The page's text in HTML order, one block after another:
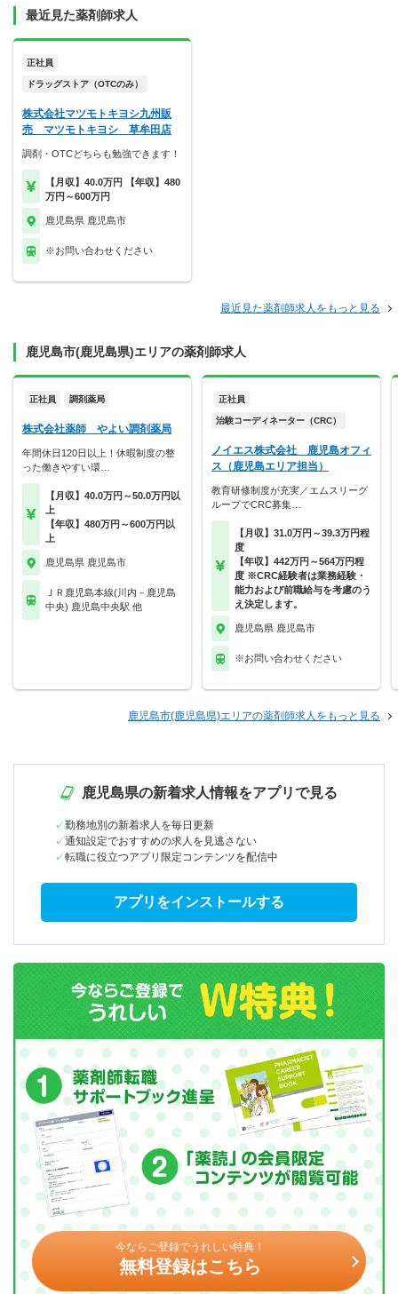
最近見た薬剤師求人
正社員
ドラッグストア（OTCのみ）
株式会社マツモトキヨシ九州販
売 マツモトキヨシ 草牟田店
調剤・OTCどちらも勉強できます！
【月収】40.0万円 【年収】480
万円～600万円
鹿児島県 鹿児島市
※お問い合わせください
最近見た薬剤師求人をもっと見る
鹿児島市(鹿児島県)エリアの薬剤師求人
正社員 調剤薬局
株式会社薬師 やよい調剤薬局
年間休日120日以上！休暇制度の整
った働きやすい環…
【月収】40.0万円～50.0万円以
上
【年収】480万円～600万円以
上
鹿児島県 鹿児島市
ＪＲ鹿児島本線(川内－鹿児島
中央) 鹿児島中央駅 他
正社員
治験コーディネーター（CRC）
ノイエス株式会社 鹿児島オフィ
ス（鹿児島エリア担当）
教育研修制度が充実／エムスリーグ
ループでCRC募集…
【月収】31.0万円～39.3万円程
度
【年収】442万円～564万円程
度 ※CRC経験者は業務経験・
能力および前職給与を考慮のう
え決定します。
鹿児島県 鹿児島市
※お問い合わせください
鹿児島市(鹿児島県)エリアの薬剤師求人をもっと見る
鹿児島県の新着求人情報をアプリで見る
勤務地別の新着求人を毎日更新
通知設定でおすすめの求人を見逃さない
転職に役立つアプリ限定コンテンツを配信中
アプリをインストールする
今ならご登録でうれしい特典！
無料登録はこちら